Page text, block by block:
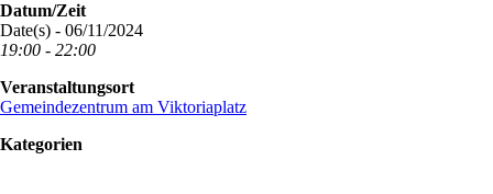
Datum/Zeit
Date(s) - 06/11/2024
19:00 - 22:00
Veranstaltungsort
Gemeindezentrum am Viktoriaplatz
Kategorien